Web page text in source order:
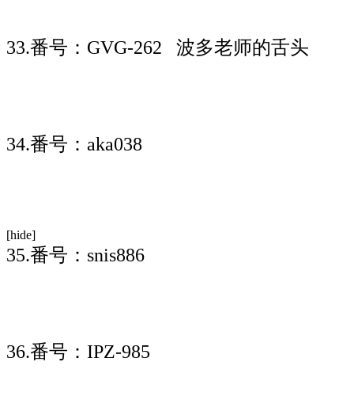
33.番号：GVG-262 波多老师的舌头
34.番号：aka038
[hide]
35.番号：snis886
36.番号：IPZ-985